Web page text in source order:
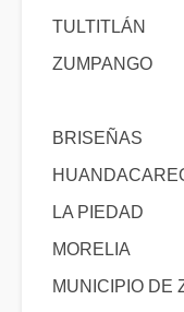
TULTITLÁN
ZUMPANGO
BRISEÑAS
LA PIEDAD
MORELIA
MUNICIPIO DE